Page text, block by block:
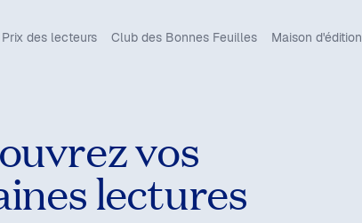
Prix des lecteurs Club des Bonnes Feuilles Maison d'édition
vos
lectures